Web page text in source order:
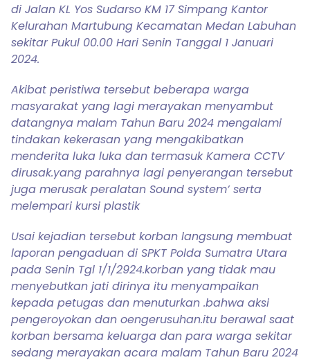
di Jalan KL Yos Sudarso KM 17 Simpang Kantor
Kelurahan Martubung Kecamatan Medan Labuhan
sekitar Pukul 00.00 Hari Senin Tanggal 1 Januari
2024.
Akibat peristiwa tersebut beberapa warga
masyarakat yang lagi merayakan menyambut
datangnya malam Tahun Baru 2024 mengalami
tindakan kekerasan yang mengakibatkan
menderita luka luka dan termasuk Kamera CCTV
dirusak.yang parahnya lagi penyerangan tersebut
juga merusak peralatan Sound system’ serta
melempari kursi plastik
Usai kejadian tersebut korban langsung membuat
laporan pengaduan di SPKT Polda Sumatra Utara
pada Senin Tgl 1/1/2924.korban yang tidak mau
menyebutkan jati dirinya itu menyampaikan
kepada petugas dan menuturkan .bahwa aksi
pengeroyokan dan oengerusuhan.itu berawal saat
korban bersama keluarga dan para warga sekitar
sedang merayakan acara malam Tahun Baru 2024